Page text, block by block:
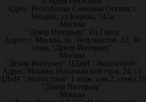
Адрес: Республике Северная Осетия, г.
Моздок, ул.Кирова, 145а
Москва
"Декор Интерьер" Тц Город
Адрес: г. Москва, ш. Энтузиастов, 12, 3й
этаж, "Декор Интерьер"
Москва
"Декор Интерьер" ЦДиИ "Экспострой"
Адрес: Москва, Нахимовский пр-к, 24, с1
"Экспострой" 1 этаж, пав.2, стенд 10
"Декор Интерьер"
Москва